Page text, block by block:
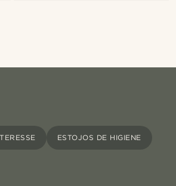
ESTOJOS DE HIGIENE